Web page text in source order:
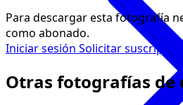
Para descargar esta fotografía
como abonado.
Iniciar sesión Solicitar
Otras fotografías de